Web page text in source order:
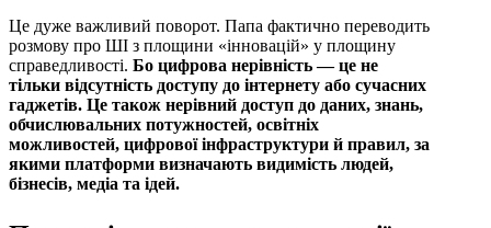
Це дуже важливий поворот. Папа фактично переводить
розмову про ШІ з площини «інновацій» у площину
справедливості. Бо цифрова нерівність — це не
тільки відсутність доступу до інтернету або сучасних
гаджетів. Це також нерівний доступ до даних, знань,
обчислювальних потужностей, освітніх
можливостей, цифрової інфраструктури й правил, за
якими платформи визначають видимість людей,
бізнесів, медіа та ідей.